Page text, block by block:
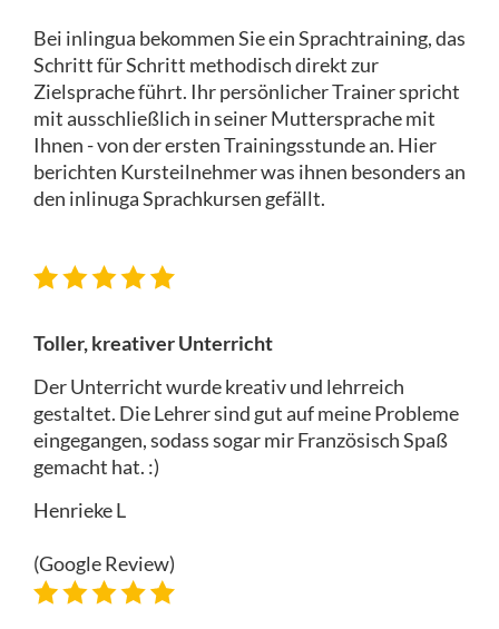
Bei inlingua bekommen Sie ein Sprachtraining, das
Schritt für Schritt methodisch direkt zur
Zielsprache führt. Ihr persönlicher Trainer spricht
mit ausschließlich in seiner Muttersprache mit
Ihnen - von der ersten Trainingsstunde an. Hier
berichten Kursteilnehmer was ihnen besonders an
den inlinuga Sprachkursen gefällt.
Toller, kreativer Unterricht
Der Unterricht wurde kreativ und lehrreich
gestaltet. Die Lehrer sind gut auf meine Probleme
eingegangen, sodass sogar mir Französisch Spaß
gemacht hat. :)
Henrieke L
(Google Review)